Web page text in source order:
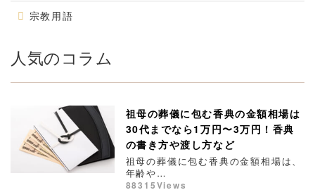
宗教用語
人気のコラム
祖母の葬儀に包む香典の金額相場は
30代までなら1万円〜3万円！香典
の書き方や渡し方など
祖母の葬儀に包む香典の金額相場は、
年齢や…
88315Views